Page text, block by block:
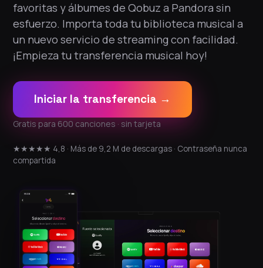
favoritas y álbumes de Qobuz a Pandora sin
esfuerzo. Importa toda tu biblioteca musical a
un nuevo servicio de streaming con facilidad.
¡Empieza tu transferencia musical hoy!
Iniciar la transferencia →
Gratis para 600 canciones · sin tarjeta
★★★★★ 4,8 · Más de 9,2 M de descargas · Contraseña nunca
compartida